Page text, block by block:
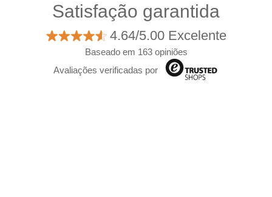
Satisfação garantida
4.64/5.00 Excelente
Baseado em 163 opiniões
Avaliações verificadas por